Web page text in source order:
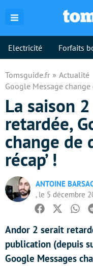
Electricité Forfaits
Tomsguide.fr Actualité
Google Message change
La saison
retardée,
change de
récap’ !
ANTOINE
, le 5 décembre
Facebook
Twitter
Andor 2 serait
publication (depuis
Google Messages